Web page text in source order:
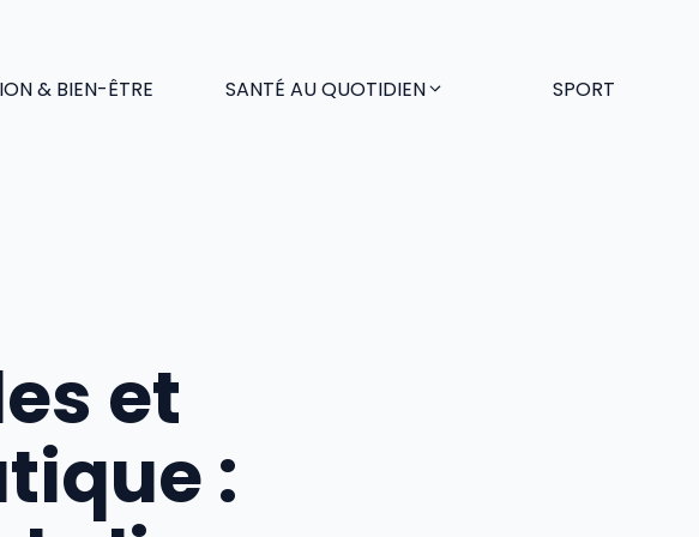
& BIEN-ÊTRE SANTÉ AU QUOTIDIEN SPORT
et
: